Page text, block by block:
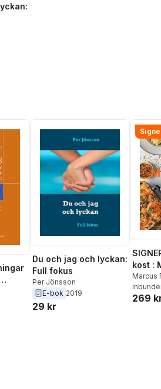
antal röster:
Du och jag och lyckan:
Full fokus
Per Jönsson
E-bok 2019
29 kr
kost :
Marcus
269